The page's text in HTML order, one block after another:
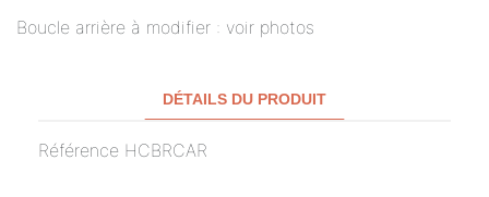
Boucle arrière à modifier : voir photos
DÉTAILS DU PRODUIT
Référence HCBRCAR